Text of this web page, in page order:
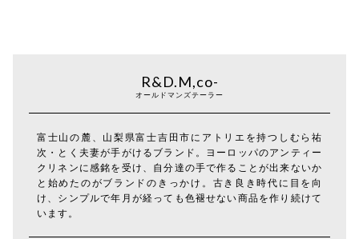
R&D.M,co-
オールドマンズテーラー
富士山の麓、山梨県富士吉田市にアトリエを持つしむら祐
次・とく夫妻が手がけるブランド。ヨーロッパのアンティー
クリネンに感銘を受け、自分達の手で作ることが出来ないか
と始めたのがブランドのきっかけ。古き良き時代に目を向
け、シンプルで年月が経っても色褪せない商品を作り続けて
います。